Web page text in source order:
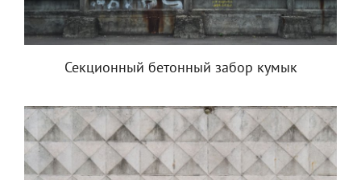
Секционный бетонный забор кумык